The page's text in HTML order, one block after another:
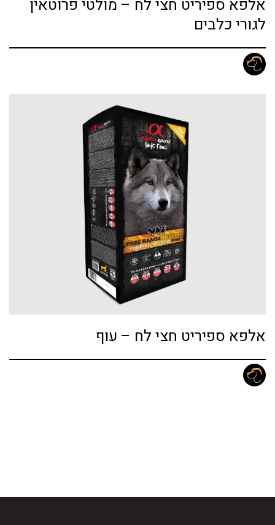
אלפא ספיריט חצי לח – מולטי פרוטאין
לגורי כלבים
אלפא ספיריט חצי לח – עוף